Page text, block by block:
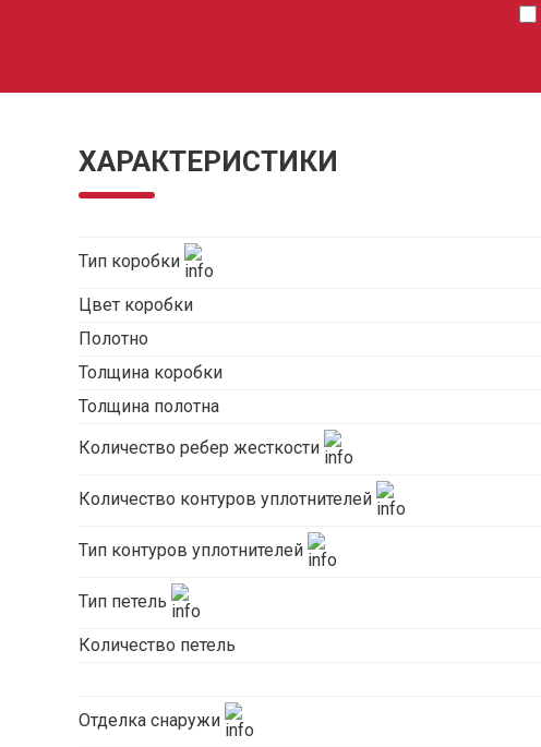
ХАРАКТЕРИСТИКИ
Тип коробки
Цвет коробки
Полотно
Толщина коробки
Толщина полотна
Количество ребер жесткости
Количество контуров уплотнителей
Тип контуров уплотнителей
Тип петель
Количество петель
Отделка снаружи